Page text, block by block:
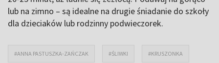
lub na zimno – są idealne na drugie śniadanie do szkoły
dla dzieciaków lub rodzinny podwieczorek.
#ANNA PASTUSZKA-ZAŃCZAK #ŚLIWKI #KRUSZONKA